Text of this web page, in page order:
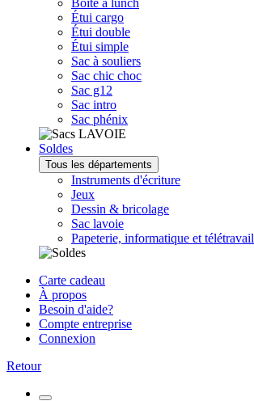
Boîte à lunch
Étui cargo
Étui double
Étui simple
Sac à souliers
Sac chic choc
Sac g12
Sac intro
Sac phénix
Soldes
Tous les départements
Instruments d'écriture
Jeux
Dessin & bricolage
Sac lavoie
Papeterie, informatique et télétravail
Carte cadeau
À propos
Besoin d'aide?
Compte entreprise
Connexion
Retour